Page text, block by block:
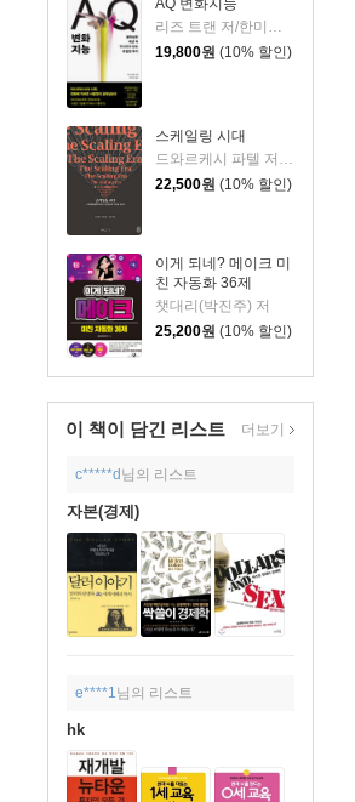
19,800원 (10% 할인)
스케일링 시대
드와르케시 파텔 저/개빈 리치 편/노승영 역/한운희 해제
22,500원 (10% 할인)
이게 되네? 메이크 미
친 자동화 36제
챗대리(박진주) 저
25,200원 (10% 할인)
이 책이 담긴 리스트 더보기
c*****d 님의 리스트
자본(경제)
e****1 님의 리스트
hk